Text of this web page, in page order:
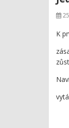
K